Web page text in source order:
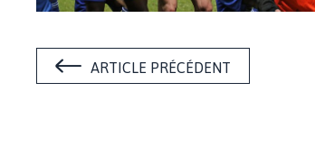
ARTICLE PRÉCÉDENT